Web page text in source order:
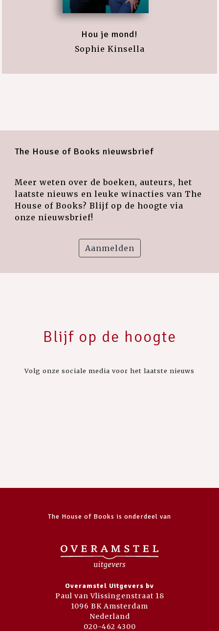
Hou je mond!
Sophie Kinsella
The House of Books nieuwsbrief
Meer weten over de boeken, auteurs, het
laatste nieuws en leuke winacties van The
House of Books? Blijf op de hoogte via
onze nieuwsbrief!
Aanmelden
Blijf op de hoogte
Volg onze sociale media voor het laatste nieuws
The House of Books is onderdeel van
Overamstel Uitgevers bv
Paul van Vlissingenstraat 18
1096 BK Amsterdam
Nederland
020-462 4300